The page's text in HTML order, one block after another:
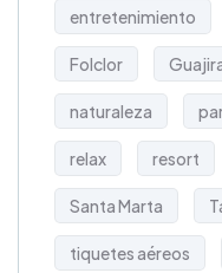
entretenimiento
Folclor
naturaleza
relax resort
Santa Marta
tiquetes aéreos